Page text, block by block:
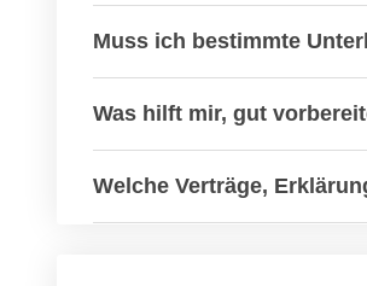
Muss ich bestimmte
Was hilft mir, gut
Welche Verträge,